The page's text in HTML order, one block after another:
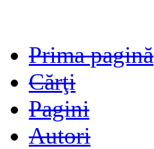
Prima pagină
Cărţi
Pagini
Autori